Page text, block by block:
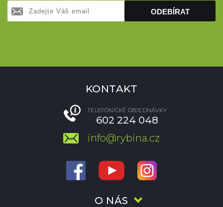
ODEBÍRAT
O NÁS
KONTAKT
TELEFONICKÉ OBJEDNÁVKY
602 224 048
info@rybina.cz